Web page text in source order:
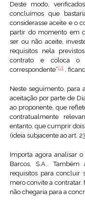
Deste modo,
concluímos que
considerasse aceite e o
partir do momento em
ser ou não aceite,
requisitos nela
contrato e coloca o
correspondente”[2] ,
Neste seguimento, para
aceitação por parte de
ao proponente, que
contratualmente
entanto, que cumprir
(ideia subjacente ao art.
Importa agora analisar
Barcos, S.A..
requisitos para concluir
mero convite a contratar.
não chegaria para a